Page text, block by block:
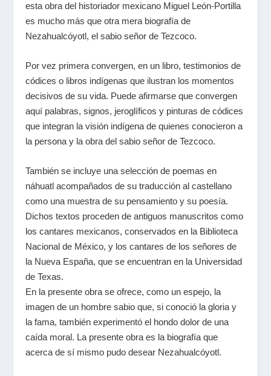
esta obra del historiador mexicano Miguel León-Portilla
es mucho más que otra mera biografía de
Nezahualcóyotl, el sabio señor de Tezcoco.
Por vez primera convergen, en un libro, testimonios de
códices o libros indígenas que ilustran los momentos
decisivos de su vida. Puede afirmarse que convergen
aquí palabras, signos, jeroglíficos y pinturas de códices
que integran la visión indígena de quienes conocieron a
la persona y la obra del sabio señor de Tezcoco.
También se incluye una selección de poemas en
náhuatl acompañados de su traducción al castellano
como una muestra de su pensamiento y su poesía.
Dichos textos proceden de antiguos manuscritos como
los cantares mexicanos, conservados en la Biblioteca
Nacional de México, y los cantares de los señores de
la Nueva España, que se encuentran en la Universidad
de Texas.
En la presente obra se ofrece, como un espejo, la
imagen de un hombre sabio que, si conoció la gloria y
la fama, también experimentó el hondo dolor de una
caída moral. La presente obra es la biografía que
acerca de sí mismo pudo desear Nezahualcóyotl.